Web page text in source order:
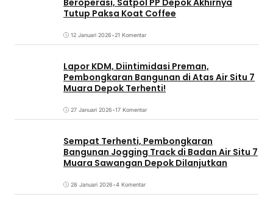
Tutup Paksa Koat Coffee
12 Januari 2026•21 Komentar
Lapor KDM, Diintimidasi Preman,
Pembongkaran Bangunan di Atas Air Situ 7
Muara Depok Terhenti!
27 Januari 2026•17 Komentar
Sempat Terhenti, Pembongkaran
Bangunan Jogging Track di Badan Air Situ 7
Muara Sawangan Depok Dilanjutkan
28 Januari 2026•4 Komentar